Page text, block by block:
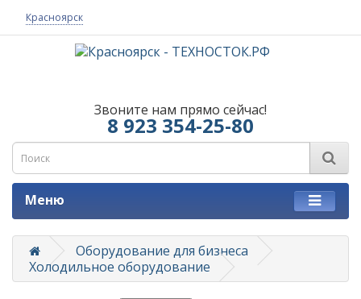
Красноярск
Звоните нам прямо сейчас!
8 923 354-25-80
Меню
Оборудование для бизнеса
Холодильное оборудование